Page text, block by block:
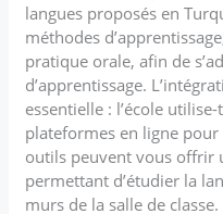
langues proposés en
méthodes
pratique orale, afin de
d’apprentissage.
essentielle : l’école
plateformes en ligne pour
outils peuvent vous offrir
permettant d’étudier la
murs de la salle de